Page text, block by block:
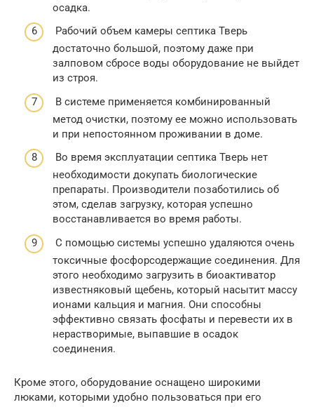
осадка.
Рабочий объем камеры септика Тверь
достаточно большой, поэтому даже при
залповом сбросе воды оборудование не выйдет
из строя.
В системе применяется комбинированный
метод очистки, поэтому ее можно использовать
и при непостоянном проживании в доме.
Во время эксплуатации септика Тверь нет
необходимости докупать биологические
препараты. Производители позаботились об
этом, сделав загрузку, которая успешно
восстанавливается во время работы.
С помощью системы успешно удаляются очень
токсичные фосфорсодержащие соединения. Для
этого необходимо загрузить в биоактиватор
известняковый щебень, который насытит массу
ионами кальция и магния. Они способны
эффективно связать фосфаты и перевести их в
нерастворимые, выпавшие в осадок
соединения.
Кроме этого, оборудование оснащено широкими
люками, которыми удобно пользоваться при его